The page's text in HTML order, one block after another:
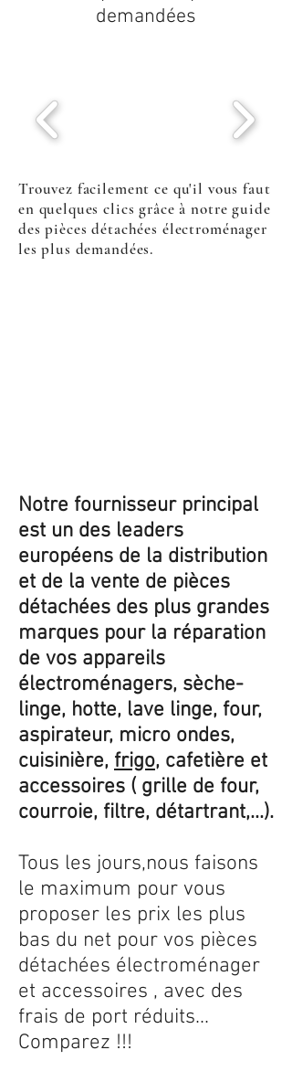
demandées
Trouvez facilement ce qu'il vous faut
en quelques clics grâce à notre guide
des pièces détachées électroménager
les plus demandées.
Notre fournisseur principal
est un des leaders
européens de la distribution
et de la vente de pièces
détachées des plus grandes
marques pour la réparation
de vos appareils
électroménagers, sèche-
linge, hotte, lave linge, four,
aspirateur, micro ondes,
cuisinière, frigo, cafetière et
accessoires ( grille de four,
courroie, filtre, détartrant,...).
Tous les jours,nous faisons
le maximum pour vous
proposer les prix les plus
bas du net pour vos pièces
détachées électroménager
et accessoires , avec des
frais de port réduits...
Comparez !!!